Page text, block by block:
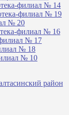
филиал № 14
филиал № 19
№ 20
филиал № 16
филиал № 17
№ 18
№ 10